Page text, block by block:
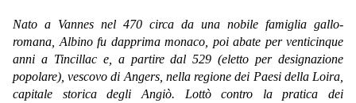
Nato a Vannes nel 470 circa da una nobile famiglia gallo-
romana, Albino fu dapprima monaco, poi abate per venticinque
anni a Tincillac e, a partire dal 529 (eletto per designazione
popolare), vescovo di Angers, nella regione dei Paesi della Loira,
capitale storica degli Angiò. Lottò contro la pratica dei